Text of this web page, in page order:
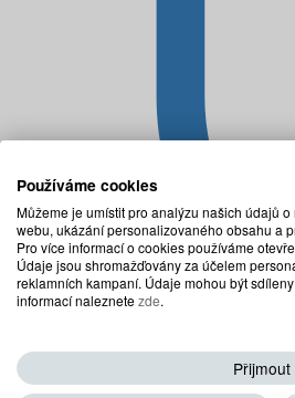
Používáme cookies
Můžeme je umístit pro analýzu našich údajů
webu, ukázání personalizovaného obsahu a
Pro více informací o cookies používáme
Údaje jsou shromažďovány za účelem
reklamních kampaní. Údaje mohou být
informací naleznetezde.
Přijmout